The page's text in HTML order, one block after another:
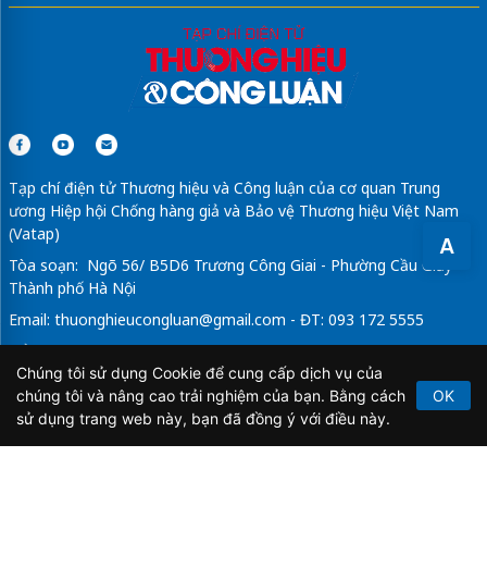
A
Tạp chí điện tử Thương hiệu và Công luận của cơ quan Trung
ương Hiệp hội Chống hàng giả và Bảo vệ Thương hiệu Việt Nam
(Vatap)
Tòa soạn: Ngõ 56/ B5D6 Trương Công Giai - Phường Cầu Giấy -
Thành phố Hà Nội
Email: thuonghieucongluan@gmail.com - ĐT: 093 172 5555
Tổng Biên Tập: Vũ Đức Thuận
Giấy phép hoạt động báo chí điện tử số 64/GP-BTTTT do Bộ
Thông tin và Truyền thông cấp ngày 21/2/2020.
Chúng tôi sử dụng Cookie để cung cấp dịch vụ của
chúng tôi và nâng cao trải nghiệm của bạn. Bằng cách
sử dụng trang web này, bạn đã đồng ý với điều này.
OK